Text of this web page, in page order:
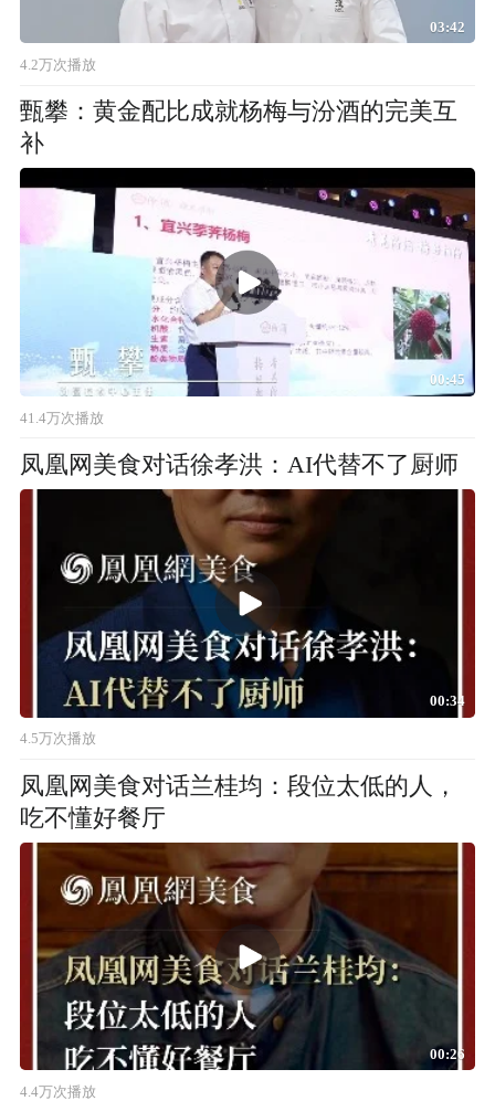
03:42
4.2万次播放
甄攀：黄金配比成就杨梅与汾酒的完美互
补
00:45
41.4万次播放
凤凰网美食对话徐孝洪：AI代替不了厨师
00:34
4.5万次播放
凤凰网美食对话兰桂均：段位太低的人，
吃不懂好餐厅
00:26
4.4万次播放